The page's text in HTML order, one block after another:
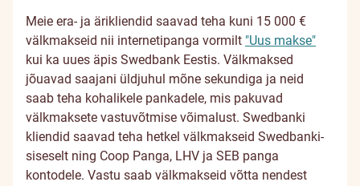
Meie era- ja ärikliendid saavad teha kuni 15 000 €
välkmakseid nii internetipanga vormilt "Uus makse"
kui ka uues äpis Swedbank Eestis. Välkmaksed
jõuavad saajani üldjuhul mõne sekundiga ja neid
saab teha kohalikele pankadele, mis pakuvad
välkmaksete vastuvõtmise võimalust. Swedbanki
kliendid saavad teha hetkel välkmakseid Swedbanki-
siseselt ning Coop Panga, LHV ja SEB panga
kontodele. Vastu saab välkmakseid võtta nendest